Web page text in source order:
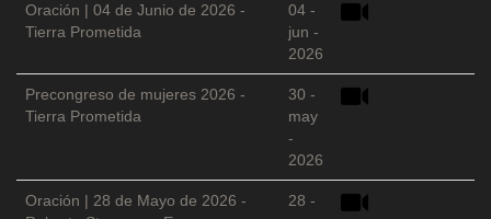
Oración | 04 de Junio de 2026 -
Tierra Prometida
04 -
jun -
2026
Precongreso de mujeres 2026 -
Tierra Prometida
30 -
may
-
2026
Oración | 28 de Mayo de 2026 -
28 -